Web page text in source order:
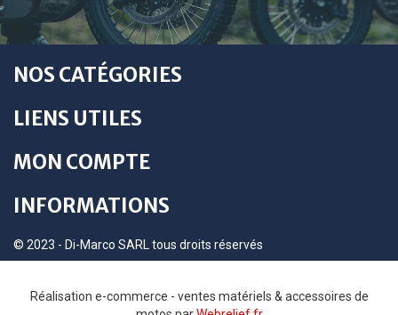
NOS CATÉGORIES
LIENS UTILES
MON COMPTE
INFORMATIONS
© 2023 - Di-Marco SARL tous droits réservés
Réalisation e-commerce - ventes matériels & accessoires de